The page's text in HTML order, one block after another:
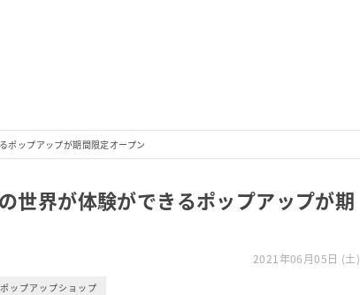
ポップアップが期間限定オープン
世界が体験ができるポップアップが期
2021年06月05日 (土)
ポップアップショップ